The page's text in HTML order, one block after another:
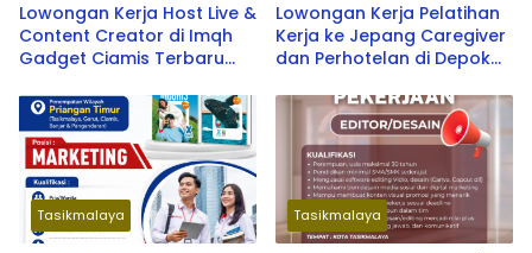
Lowongan Kerja Host Live &
Content Creator di Imqh
Gadget Ciamis Terbaru
Lowongan Kerja Pelatihan
Kerja ke Jepang Caregiver
dan Perhotelan di Depok
SOU Depok School
Tasikmalaya Tasikmalaya